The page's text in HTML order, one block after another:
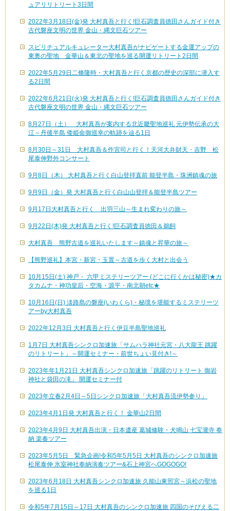
ュアリリトリート3日間
2022年3月18日(金)発 大村真吾と行く!巨石調査員徳田さんガイド付き
古代磐座文明の世界 金山・縄文巨石ツアー
スピリチュアルキュレーター大村真吾がナビゲートする金運アップの
東奥の聖地 金華山＆東北の聖地を巡る開運リトリート2日間
2022年5月29日二條隆時・大村真吾と行く京都の歴史の深部に潜入す
る2日間
2022年6月21日(火)発 大村真吾と行く!巨石調査員徳田さんガイド付き
古代磐座文明の世界 金山・縄文巨石ツアー
8月27日（土） 大村真吾が案内する北近畿聖地巡礼 元伊勢伝承の大
江～丹後半島 倭姫命御巡幸の軌跡を辿る1日
8月30日～31日 大村真吾＆作宮司と行く！天河大弁財天・吉野 松
尾泰伸野外コンサート
9月8日（木） 大村真吾と行く白山登拝直前 能登半島・珠洲鎮魂の旅
9月9日（金）発 大村真吾と行く白山山登拝＆能登半島ツアー
9月17日大村真吾と行く 出羽三山～生まれ変わりの旅～
9月22日(木)発 大村真吾と行く!巨石調査員徳田＆鵜飼
大村真吾 熊野古道を巡礼いたします～鎮魂と昇華の旅～
【熊野巡礼】本宮・新宮・玉置～古道を歩く大村と出会う
10月15日(土) 神戸・ 六甲ミステリーツアー (どこに行くかは秘密)★カ
タカムナ・神功皇后・空海・源平・南北朝etc★
10月16日(日) 淡路島の磐座(いわくら)・秘境を堪能するミステリーツ
アーby大村真吾
2022年12月3日 大村真吾と行く伊豆半島聖地巡礼
1月7日 大村真吾シンクロ加速旅「サムハラ神社元宮・八大龍王 跳躍
のリトリート」～開運セミナー・前世ちょい見付き!～
2023年年1月21日 大村真吾シンクロ加速旅「跳躍のリトリート 御岩
神社と袋田の滝」 開運セミナー付
2023年立春2月4日～5日シンクロ加速旅「大村真吾流伊勢参り」
2023年4月1日発 大村真吾と行く！ 金華山2日間
2023年4月9日 大村真吾出演・日本遺産 葛城修験・犬鳴山 七宝瀧寺 奉
納 楽奏ツアー
2023年5月5日 緊急企画!令和5年5月5日 大村真吾のシンクロ加速旅
松尾泰伸 氷室神社奉納演奏ツアー&石上神宮へGOGOGO!
2023年6月18日 大村真吾シンクロ加速旅 久能山東照宮～浜松の聖地
を巡る1日
令和5年7月15日～17日 大村真吾のシンクロ加速旅 四国のそびえる二